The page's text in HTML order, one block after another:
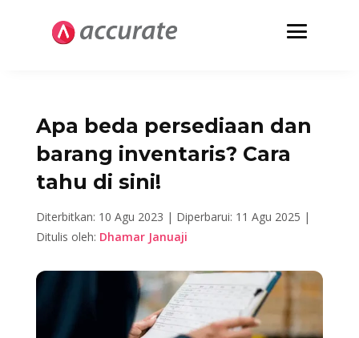
Apa beda persediaan dan
barang inventaris? Cara
tahu di sini!
Diterbitkan: 10 Agu 2023 | Diperbarui: 11 Agu 2025 |
Ditulis oleh: Dhamar Januaji